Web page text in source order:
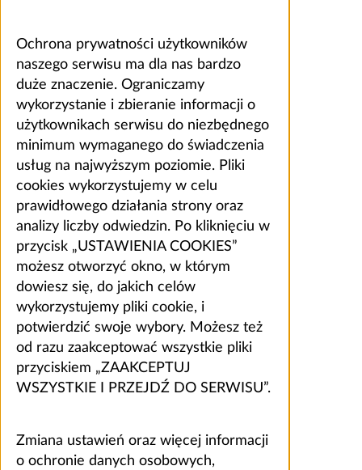
Ochrona prywatności użytkowników
naszego serwisu ma dla nas bardzo
duże znaczenie. Ograniczamy
wykorzystanie i zbieranie informacji o
użytkownikach serwisu do niezbędnego
minimum wymaganego do świadczenia
usług na najwyższym poziomie. Pliki
cookies wykorzystujemy w celu
prawidłowego działania strony oraz
analizy liczby odwiedzin. Po kliknięciu w
przycisk „USTAWIENIA COOKIES”
możesz otworzyć okno, w którym
dowiesz się, do jakich celów
wykorzystujemy pliki cookie, i
potwierdzić swoje wybory. Możesz też
od razu zaakceptować wszystkie pliki
przyciskiem „ZAAKCEPTUJ
WSZYSTKIE I PRZEJDŹ DO SERWISU”.
Zmiana ustawień oraz więcej informacji
o ochronie danych osobowych,